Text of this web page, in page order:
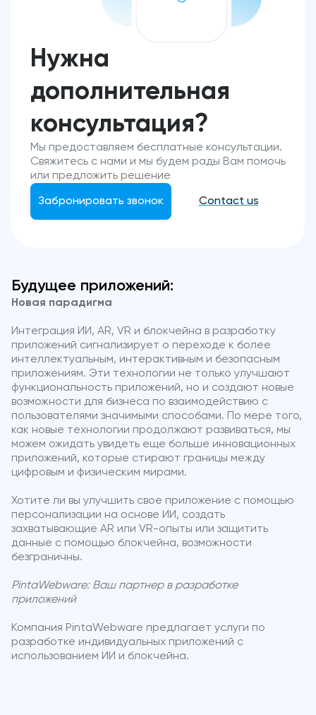
Нужна
дополнительная
консультация?
Мы предоставляем бесплатные консультации.
Свяжитесь с нами и мы будем рады Вам помочь
или предложить решение
Забронировать звонок Contact us
Будущее приложений:
Новая парадигма
Интеграция ИИ, AR, VR и блокчейна в разработку
приложений сигнализирует о переходе к более
интеллектуальным, интерактивным и безопасным
приложениям. Эти технологии не только улучшают
функциональность приложений, но и создают новые
возможности для бизнеса по взаимодействию с
пользователями значимыми способами. По мере того,
как новые технологии продолжают развиваться, мы
можем ожидать увидеть еще больше инновационных
приложений, которые стирают границы между
цифровым и физическим мирами.
Хотите ли вы улучшить свое приложение с помощью
персонализации на основе ИИ, создать
захватывающие AR или VR-опыты или защитить
данные с помощью блокчейна, возможности
безграничны.
PintaWebware: Ваш партнер в разработке
приложений
Компания PintaWebware предлагает услуги по
разработке индивидуальных приложений с
использованием ИИ и блокчейна.